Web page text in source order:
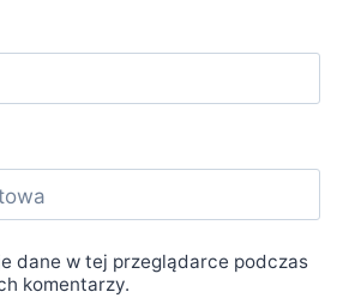
dane w tej przeglądarce podczas
komentarzy.